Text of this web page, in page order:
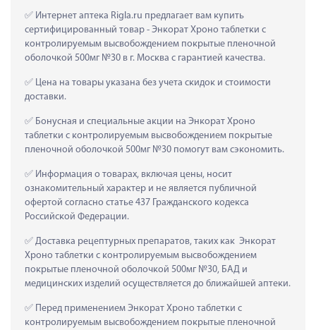
Интернет аптека Rigla.ru предлагает вам купить
сертифицированный товар - Энкорат Хроно таблетки с
контролируемым высвобождением покрытые пленочной
оболочкой 500мг №30 в г. Москва с гарантией качества.
Цена на товары указана без учета скидок и стоимости
доставки.
Бонусная и специальные акции на Энкорат Хроно
таблетки с контролируемым высвобождением покрытые
пленочной оболочкой 500мг №30 помогут вам сэкономить.
Информация о товарах, включая цены, носит
ознакомительный характер и не является публичной
офертой согласно статье 437 Гражданского кодекса
Российской Федерации.
Доставка рецептурных препаратов, таких как  Энкорат
Хроно таблетки с контролируемым высвобождением
покрытые пленочной оболочкой 500мг №30, БАД и
медицинских изделий осуществляется до ближайшей аптеки.
Перед применением Энкорат Хроно таблетки с
контролируемым высвобождением покрытые пленочной